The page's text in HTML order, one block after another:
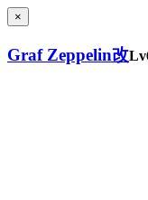
×
Graf Zeppelin改